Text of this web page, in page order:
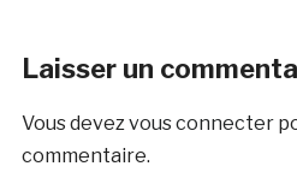
Laisser un
Vous devezvous connecter
commentaire.